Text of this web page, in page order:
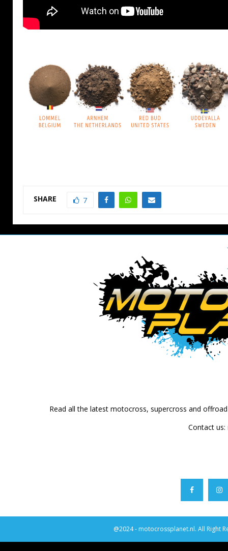
SHARE 7
Read all the latest motocross, supercross and
Contact us:
@2024 - motocrossplanet.nl. All Right